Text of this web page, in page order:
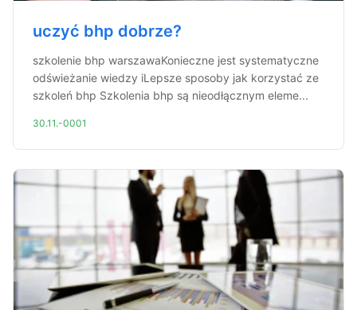
uczyć bhp dobrze?
szkolenie bhp warszawaKonieczne jest systematyczne
odświeżanie wiedzy iLepsze sposoby jak korzystać ze
szkoleń bhp Szkolenia bhp są nieodłącznym eleme...
30.11.-0001